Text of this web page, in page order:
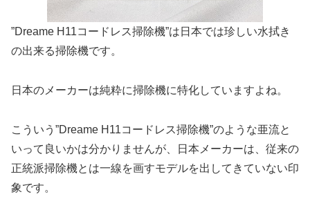
”Dreame H11コードレス掃除機”は日本では珍しい水拭き
の出来る掃除機です。
日本のメーカーは純粋に掃除機に特化していますよね。
こういう”Dreame H11コードレス掃除機”のような亜流と
いって良いかは分かりませんが、日本メーカーは、従来の
正統派掃除機とは一線を画すモデルを出してきていない印
象です。